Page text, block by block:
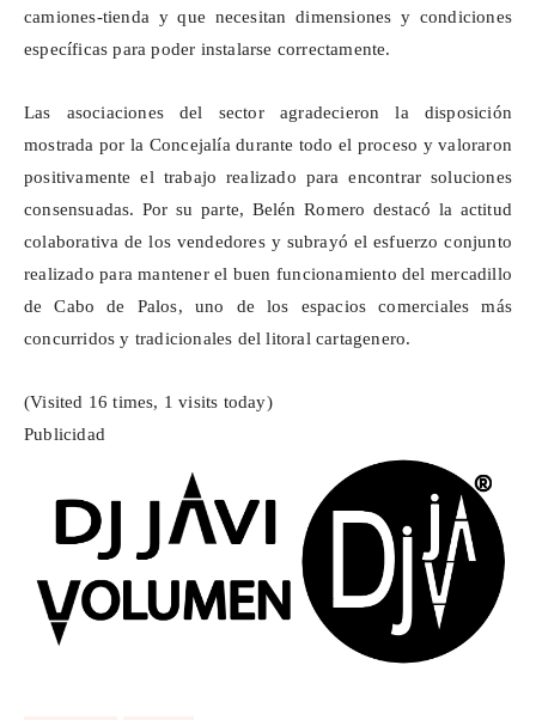
camiones-tienda y que necesitan dimensiones y condiciones
específicas para poder instalarse correctamente.
Las asociaciones del sector agradecieron la disposición
mostrada por la Concejalía durante todo el proceso y valoraron
positivamente el trabajo realizado para encontrar soluciones
consensuadas. Por su parte, Belén Romero destacó la actitud
colaborativa de los vendedores y subrayó el esfuerzo conjunto
realizado para mantener el buen funcionamiento del mercadillo
de Cabo de Palos, uno de los espacios comerciales más
concurridos y tradicionales del litoral cartagenero.
(Visited 16 times, 1 visits today)
Publicidad